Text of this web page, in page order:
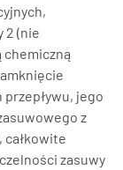
2 (nie
chemiczną
przepływu, jego
z
całkowite
zasuwy